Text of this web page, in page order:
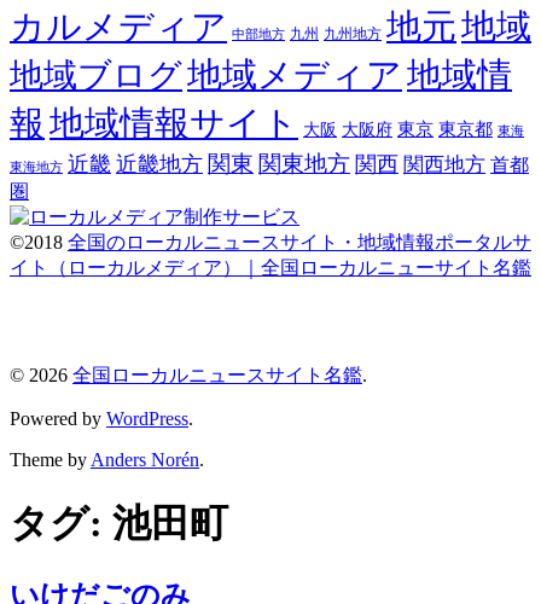
カルメディア 中部地方 九州 九州地方 地元地域
地域ブログ地域メディア 地域情
報 地域情報サイト 大阪 大阪府 東京 東京都 東海
東海地方 近畿 近畿地方 関東 関東地方 関西 関西地方 首都
圏
©2018 全国のローカルニュースサイト・地域情報ポータルサ
イト（ローカルメディア）｜全国ローカルニューサイト名鑑
© 2026 全国ローカルニュースサイト名鑑.
Powered by WordPress.
Theme by Anders Norén.
タグ: 池田町
いけだごのみ